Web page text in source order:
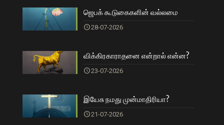
ஜெபக் கூடுகைகளின் வல்லமை
28-07-2026
விக்கிரகாராதனை என்றால் என்ன?
23-07-2026
இயேசு நமது முன்மாதிரியா?
21-07-2026